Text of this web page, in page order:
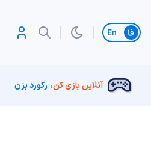
تغییر زبان
آنلاین بازی کن، رکورد بزن